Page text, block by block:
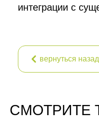
интеграции с
вернуться назад
СМОТРИТЕ